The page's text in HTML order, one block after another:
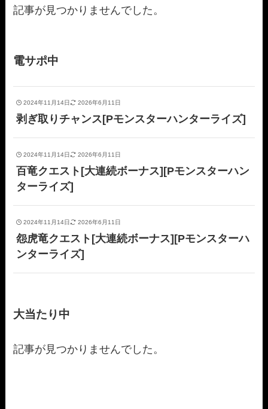
記事が見つかりませんでした。
電サポ中
2024年11月14日 2026年6月11日
剥ぎ取りチャンス[Pモンスターハンターライズ]
2024年11月14日 2026年6月11日
百竜クエスト[大連続ボーナス][Pモンスターハン
ターライズ]
2024年11月14日 2026年6月11日
怨虎竜クエスト[大連続ボーナス][Pモンスターハ
ンターライズ]
大当たり中
記事が見つかりませんでした。